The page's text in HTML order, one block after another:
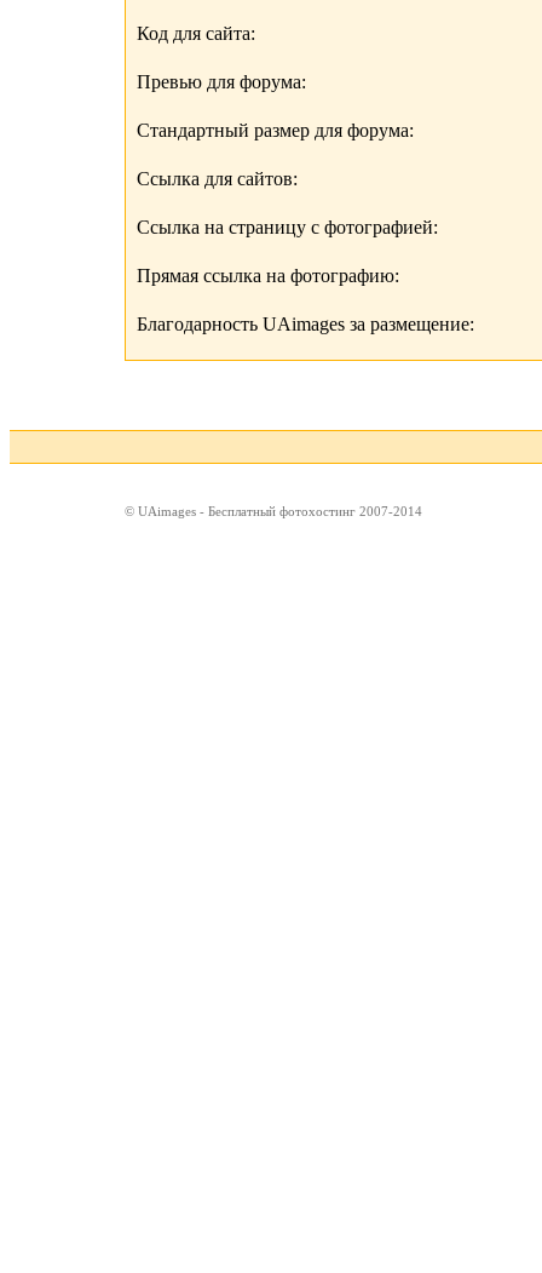
Код для сайта:
Превью для форума:
Стандартный размер для форума:
Ссылка для сайтов:
Ссылка на страницу с фотографией:
Прямая ссылка на фотографию:
Благодарность UAimages за размещение:
© UAimages - Бесплатный фотохостинг 2007-2014